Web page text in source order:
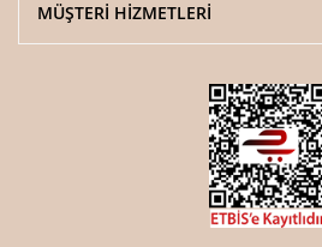
MÜŞTERİ HİZMETLERİ